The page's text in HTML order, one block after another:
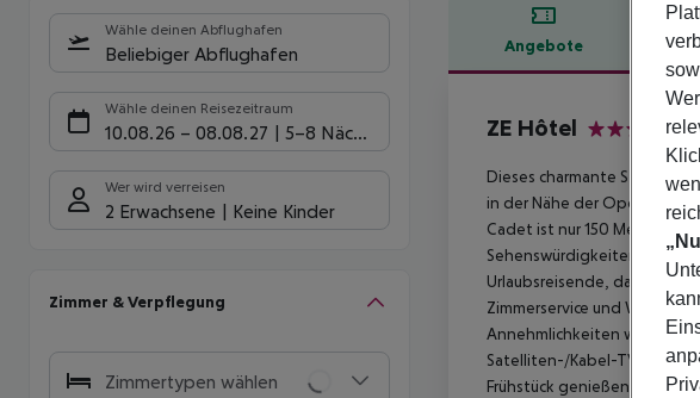
Wähle deinen Abflughafen
Beliebiger Abflughafen
Wähle deinen Reisezeitraum
10.08.26 – 08.08.27 5-8 Nächte
Wer wird verreisen
2 Erwachsene Keine Kinder
Zimmer & Verpflegung
Zimmertypen wählen
Angebote
ZE Hôtel
Dieses charmante
in der Nähe der Opéra
Cadet ist nur 150 Meter
Sehenswürdigkeiten wie
Urlaubsreisende, darunter
Zimmerservice und
Annehmlichkeiten wie
Satelliten-/Kabel-TV, einem
Frühstück genießen.